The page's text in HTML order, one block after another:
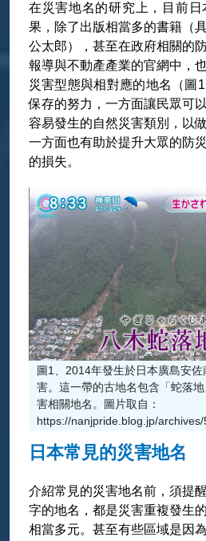
在災害地名的研究上，目前
果，除了出版相當多的書籍（
公太郎），甚至在政府相關的
報導與不動產產業的官網中，
災害型態與相對應的地名（圖
保存的努力，一方面讓民眾可
容易發生的自然災害類別，以
一方面也有助於提升大眾的防
的損失。
圖1、2014年發生於日本廣島安
害。這一帶的古地名包含「蛇落
害相關地名。圖片取自：
https://nanjpride.blog.jp/
日本常見的災害地名
介紹常見的災害地名前，須提
字的地名，都是災害重複發生
相當多元。甚至有些區域是因